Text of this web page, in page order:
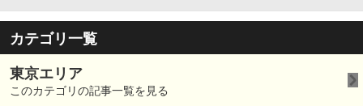
カテゴリ一覧
東京エリア
このカテゴリの記事一覧を見る